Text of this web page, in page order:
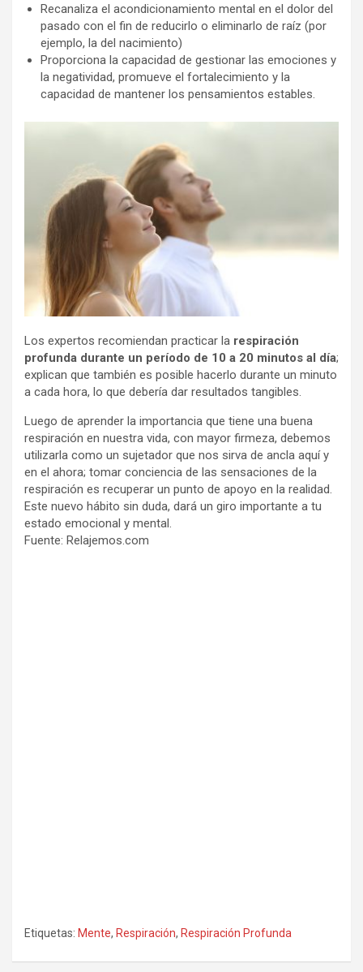
Recanaliza el acondicionamiento mental en el dolor del
pasado con el fin de reducirlo o eliminarlo de raíz (por
ejemplo, la del nacimiento)
Proporciona la capacidad de gestionar las emociones y
la negatividad, promueve el fortalecimiento y la
capacidad de mantener los pensamientos estables.
Los expertos recomiendan practicar la respiración
profunda durante un período de 10 a 20 minutos al día;
explican que también es posible hacerlo durante un minuto
a cada hora, lo que debería dar resultados tangibles.
Luego de aprender la importancia que tiene una buena
respiración en nuestra vida, con mayor firmeza, debemos
utilizarla como un sujetador que nos sirva de ancla aquí y
en el ahora; tomar conciencia de las sensaciones de la
respiración es recuperar un punto de apoyo en la realidad.
Este nuevo hábito sin duda, dará un giro importante a tu
estado emocional y mental.
Fuente: Relajemos.com
Etiquetas: Mente, Respiración, Respiración Profunda